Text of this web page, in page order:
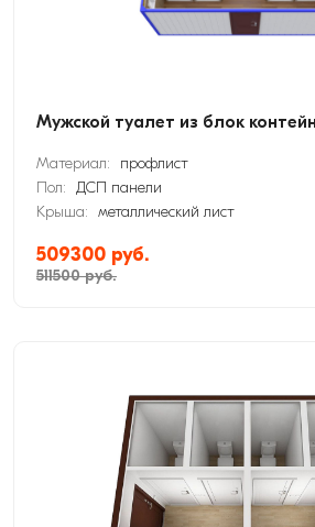
Мужской туалет из блок
Материал:
профлист
Пол: ДСП панели
Крыша: металлический лист
509300 руб.
511500 руб.